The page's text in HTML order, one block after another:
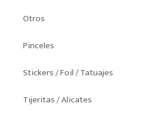
Otros
Pinceles
Stickers / Foil / Tatuajes
Tijeritas / Alicates